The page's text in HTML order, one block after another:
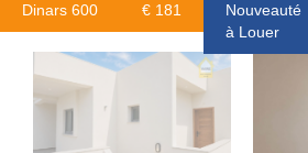
Dinars 600 € 181
Nouveauté
à Louer